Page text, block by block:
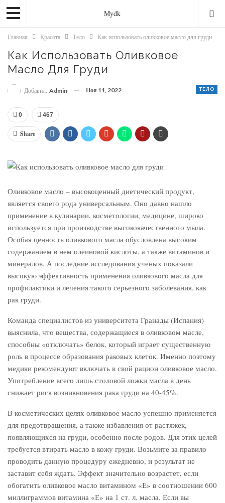
Mydk
Главная Красота Тело Как использовать оливковое масло для груди
Как Использовать Оливковое
Масло Для Груди
ТЕЛО
Добавил: Admin Ноя 11, 2022
0 467
Share
Оливковое масло – высокоценный диетический продукт,
является своего рода универсальным. Оно давно нашло
применение в кулинарии, косметологии, медицине, широко
используется при производстве высококачественного мыла.
Особая ценность оливкового масла обусловлена высоким
содержанием в нем олеиновой кислоты, а также витаминов и
минералов. А последние исследования ученых показали
высокую эффективность применения оливкового масла для
профилактики и лечения такого серьезного заболевания, как
рак груди.
Команда специалистов из университета Гранады (Испания)
выяснила, что вещества, содержащиеся в оливковом масле,
способны «отключать» белок, который играет существенную
роль в процессе образования раковых клеток. Именно поэтому
медики рекомендуют включать в свой рацион оливковое масло.
Употребление всего лишь столовой ложки масла в день
снижает риск возникновения рака груди на 40-45%.
В косметических целях оливковое масло успешно применяется
для предотвращения, а также избавления от растяжек,
появляющихся на груди, особенно после родов. Для этих целей
требуется втирать масло в кожу груди. Возьмите за правило
проводить данную процедуру ежедневно, и результат не
заставит себя ждать. Эффект значительно возрастет, если
обогатить оливковое масло витамином «Е» в соотношении 600
миллиграммов витамина «Е» на 1 ст. л. масла. Если вы